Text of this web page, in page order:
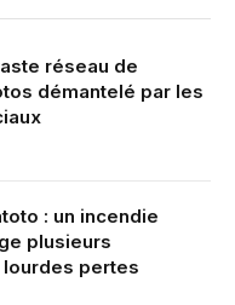
réseau de
démantelé par les
: un incendie
plusieurs
pertes